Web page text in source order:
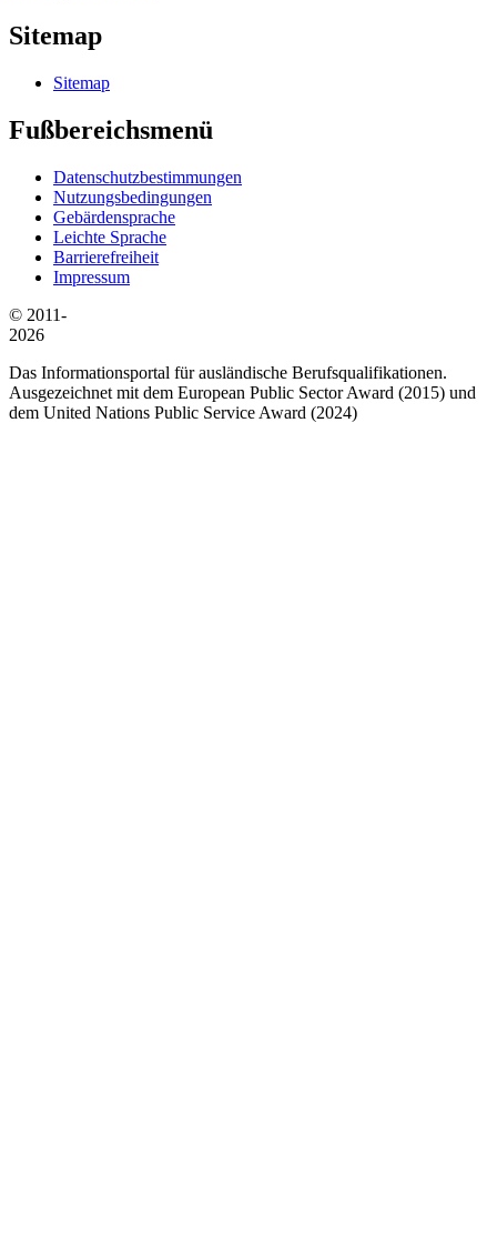
Sitemap
Sitemap
Fußbereichsmenü
Datenschutzbestimmungen
Nutzungsbedingungen
Gebärdensprache
Leichte Sprache
Barrierefreiheit
Impressum
© 2011-
2026
Das Informationsportal für ausländische Berufsqualifikationen.
Ausgezeichnet mit dem European Public Sector Award (2015) und
dem United Nations Public Service Award (2024)